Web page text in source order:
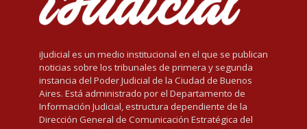
iJudicial es un medio institucional en el que se publican
noticias sobre los tribunales de primera y segunda
instancia del Poder Judicial de la Ciudad de Buenos
Aires. Está administrado por el Departamento de
Información Judicial, estructura dependiente de la
Dirección General de Comunicación Estratégica del